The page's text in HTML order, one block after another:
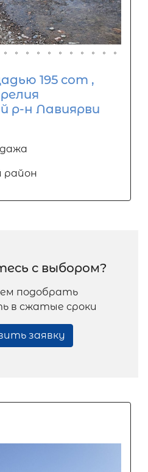
195 сот ,
р-н Лавиярви
район
с выбором?
подобрать
в сжатые сроки
заявку